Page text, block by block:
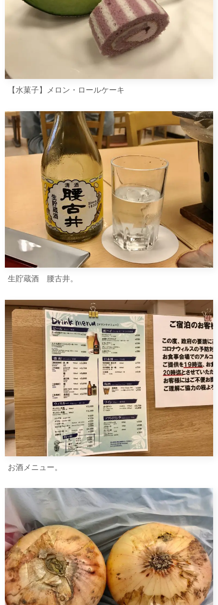
【水菓子】メロン・ロールケーキ
生貯蔵酒 腰古井。
お酒メニュー。